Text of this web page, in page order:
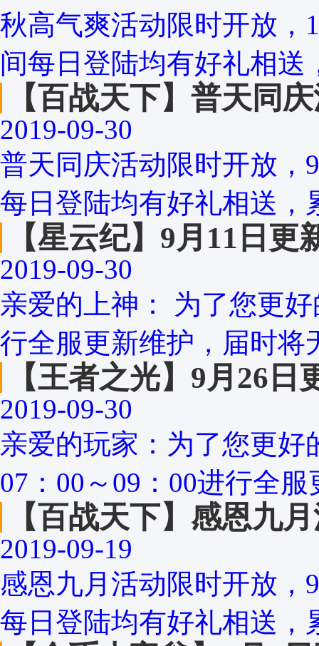
秋高气爽活动限时开放，
间每日登陆均有好礼相送
【百战天下】普天同
2019-09-30
普天同庆活动限时开放，
每日登陆均有好礼相送，
【星云纪】9月11日更
2019-09-30
亲爱的上神： 为了您更
行全服更新维护，届时将
【王者之光】9月26日
2019-09-30
亲爱的玩家：为了您更好
07：00～09：00进行全
【百战天下】感恩九
2019-09-19
感恩九月活动限时开放，
每日登陆均有好礼相送，